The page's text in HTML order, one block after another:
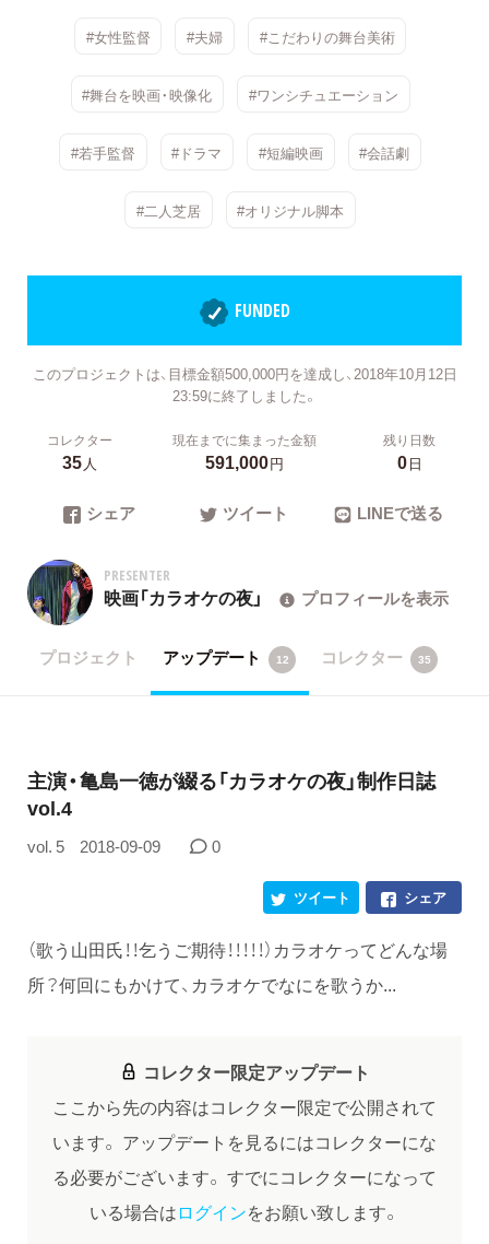
#女性監督 #夫婦 #こだわりの舞台美術
#舞台を映画・映像化 #ワンシチュエーション
#若手監督 #ドラマ #短編映画 #会話劇
#二人芝居 #オリジナル脚本
FUNDED
このプロジェクトは、目標金額500,000円を達成し、2018年10月12日
23:59に終了しました。
コレクター
35人
現在までに集まった金額
591,000円
残り日数
0日
シェア ツイート LINEで送る
PRESENTER
映画「カラオケの夜」 プロフィールを表示
プロジェクト アップデート 12 コレクター 35
主演・亀島一徳が綴る「カラオケの夜」制作日誌
vol.4
vol. 5 2018-09-09 0
シェア
ツイート
（歌う山田氏！！乞うご期待！！！！！）カラオケってどんな場
所？何回にもかけて、カラオケでなにを歌うか...
コレクター限定アップデート
ここから先の内容はコレクター限定で公開されて
います。 アップデートを見るにはコレクターにな
る必要がございます。 すでにコレクターになって
いる場合はログインをお願い致します。